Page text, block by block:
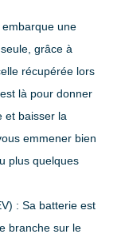
embarque une
grâce à
récupérée lors
là pour donner
et baisser la
emmener bien
plus quelques
: Sa batterie est
branche sur le